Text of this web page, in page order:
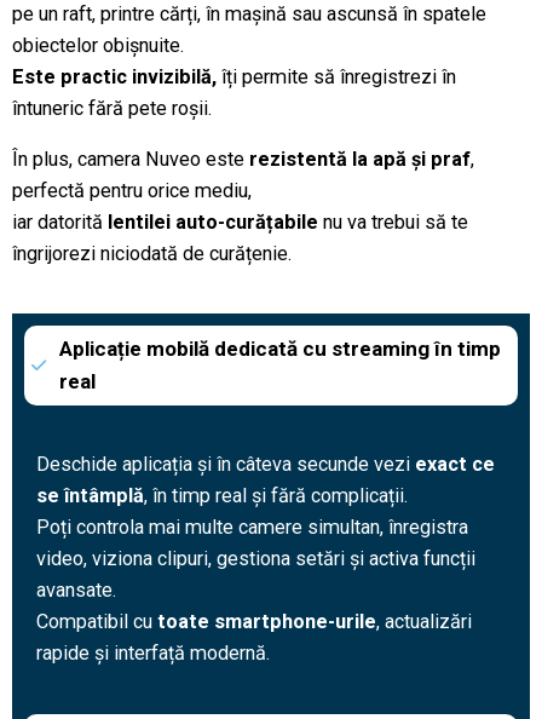
pe un raft, printre cărți, în mașină sau ascunsă în spatele
obiectelor obișnuite.
Este practic invizibilă, îți permite să înregistrezi în
întuneric fără pete roșii.
În plus, camera Nuveo este rezistentă la apă și praf,
perfectă pentru orice mediu,
iar datorită lentilei auto-curățabile nu va trebui să te
îngrijorezi niciodată de curățenie.
Aplicație mobilă dedicată cu streaming în timp
real
Deschide aplicația și în câteva secunde vezi exact ce
se întâmplă, în timp real și fără complicații.
Poți controla mai multe camere simultan, înregistra
video, viziona clipuri, gestiona setări și activa funcții
avansate.
Compatibil cu toate smartphone-urile, actualizări
rapide și interfață modernă.